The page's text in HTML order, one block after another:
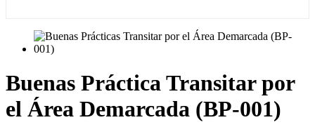
Buenas Práctica Transitar por
el Área Demarcada (BP-001)